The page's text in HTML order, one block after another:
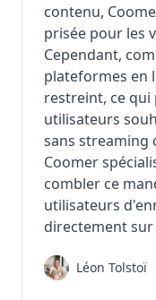
contenu,
prisée pour les
Cependant,
plateformes en
restreint, ce
utilisateurs
sans streaming
Coomer
combler ce
utilisateurs
directement
Léon Tolstoï